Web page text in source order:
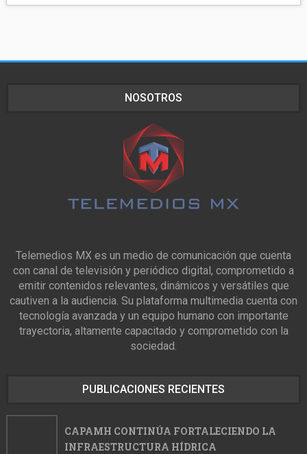
NOSOTROS
Telemedios MX es un medio de comunicación que cuenta
con canal de televisión y periódico digital, comprometido a
emitir contenidos relevantes, dinámicos y versátiles que
cautiven a la audiencia. Su plataforma multimedia cuenta con
tecnología avanzada y un equipo humano con importante
trayectoria, altamente capacitado y comprometido con la
sociedad.
PUBLICACIONES RECIENTES
CAPAMH CONTINÚA FORTALECIENDO LA
INFRAESTRUCTURA HÍDRICA